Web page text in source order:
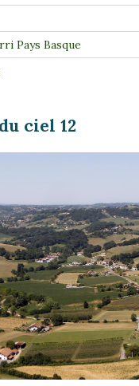
ciel 12
Pays Basque